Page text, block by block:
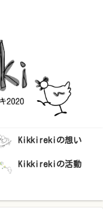
Kikkirekiの想い
Kikkirekiの活動